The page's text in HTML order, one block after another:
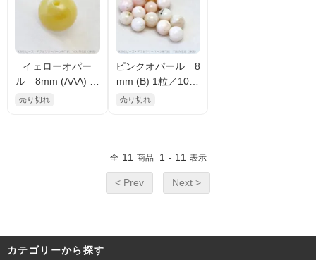
イェローオパー
ル 8mm (AAA)
1点物在庫限り（1
売り切れ
ピンクオパール 8
mm (B) 1粒／10粒
入（50195845）
売り切れ
全 11 商品 1 - 11 表示
< Prev Next >
カテゴリーから探す